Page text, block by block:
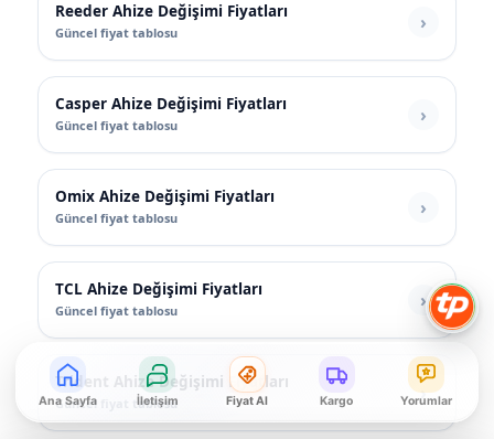
Reeder Ahize Değişimi Fiyatları
Güncel fiyat tablosu
Casper Ahize Değişimi Fiyatları
Güncel fiyat tablosu
Omix Ahize Değişimi Fiyatları
Güncel fiyat tablosu
TCL Ahize Değişimi Fiyatları
Güncel fiyat tablosu
Trident Ahize Değişimi Fiyatları
Güncel fiyat tablosu
Ana Sayfa İletişim Fiyat Al Kargo Yorumlar